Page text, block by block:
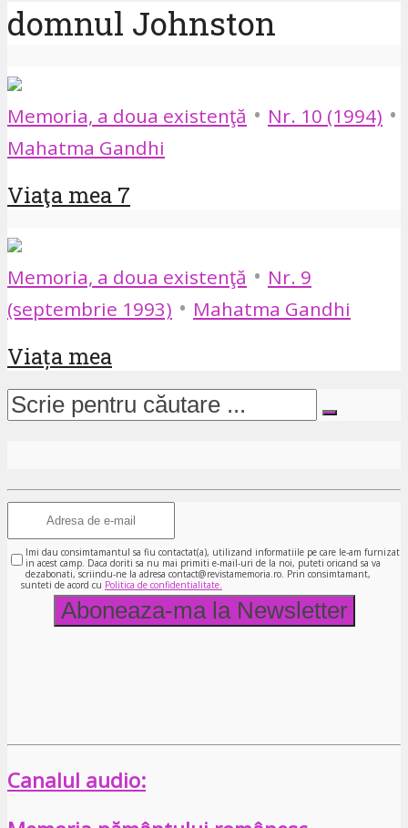
domnul Johnston
Memoria, a doua existenţă • Nr. 10 (1994) •
Mahatma Gandhi
Viaţa mea 7
Memoria, a doua existenţă • Nr. 9
(septembrie 1993) • Mahatma Gandhi
Viața mea
Imi dau consimtamantul sa fiu contactat(a), utilizand informatiile pe care le-am furnizat
in acest camp. Daca doriti sa nu mai primiti e-mail-uri de la noi, puteti oricand sa va
dezabonati, scriindu-ne la adresa contact@revistamemoria.ro. Prin consimtamant,
sunteti de acord cu Politica de confidentialitate.
Canalul audio: